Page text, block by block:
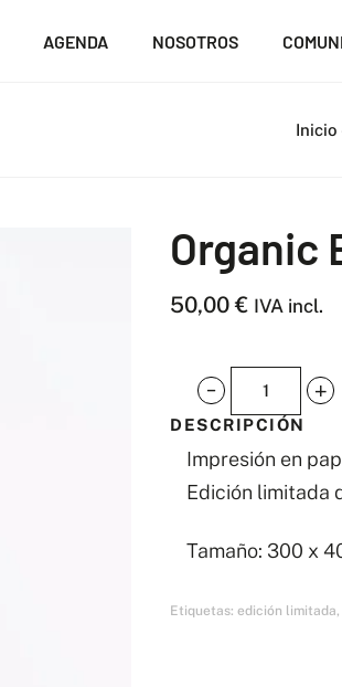
AGENDA NOSOTROS
Inicio
Organic
50,00€ IVA incl.
Organic
Beige
1
cantidad
DESCRIPCIÓN
Impresión en
Edición limitada
Tamaño: 300 x
Etiquetas: edición limitada,